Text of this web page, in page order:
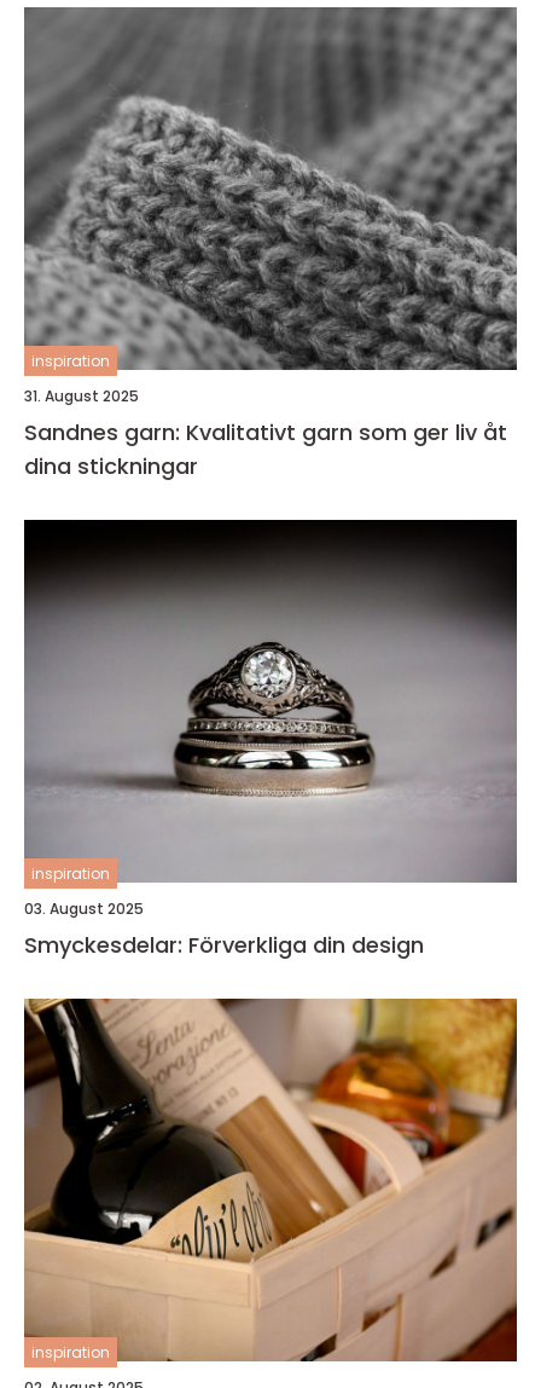
inspiration
31. August 2025
Sandnes garn: Kvalitativt garn som ger liv åt
dina stickningar
inspiration
03. August 2025
Smyckesdelar: Förverkliga din design
inspiration